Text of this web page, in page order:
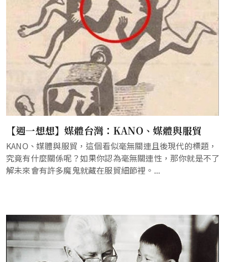
【週一想想】媒體台灣：KANO、媒體與服貿
KANO、媒體與服貿，這個看似毫無關連且後現代的標題，
究竟有什麼關係呢？如果你認為毫無關連性，那你就是不了
解未來會有許多魔鬼就藏在服貿細節裡。...